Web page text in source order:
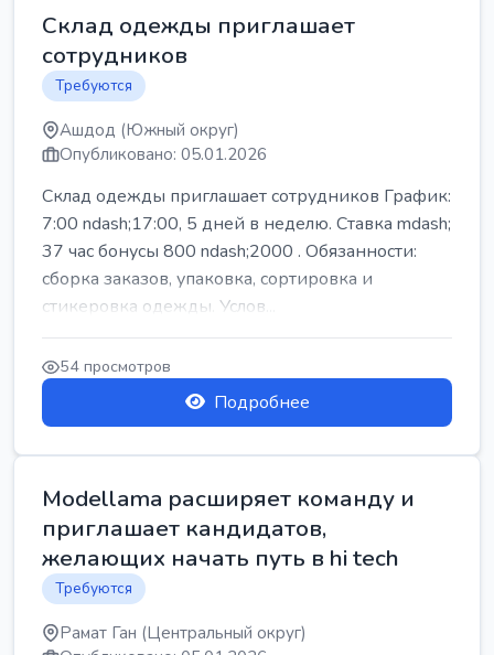
Склад одежды приглашает
сотрудников
Требуются
Ашдод (Южный округ)
Опубликовано: 05.01.2026
Склад одежды приглашает сотрудников График:
7:00 ndash;17:00, 5 дней в неделю. Ставка mdash;
37 час бонусы 800 ndash;2000 . Обязанности:
сборка заказов, упаковка, сортировка и
стикеровка одежды. Услов...
54 просмотров
Подробнее
Modellama расширяет команду и
приглашает кандидатов,
желающих начать путь в hi tech
Требуются
Рамат Ган (Центральный округ)